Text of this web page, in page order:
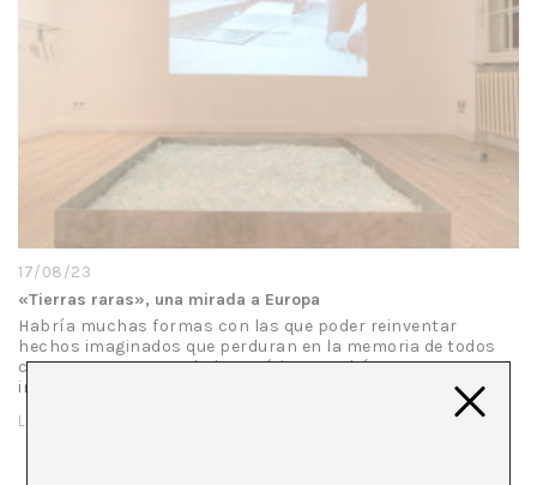
17/08/23
«Tierras raras», una mirada a Europa
Habría muchas formas con las que poder reinventar
hechos imaginados que perduran en la memoria de todos
como supuestas verdades poéticas. Podríamos
imaginarnos que cuando Moisés partió las aguas en…
LEER MÁS